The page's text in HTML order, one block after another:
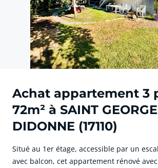
Achat appartement 3
72m² à SAINT
DIDONNE (17110)
Situé au 1er étage, accessible par un
avec balcon, cet appartement rénové